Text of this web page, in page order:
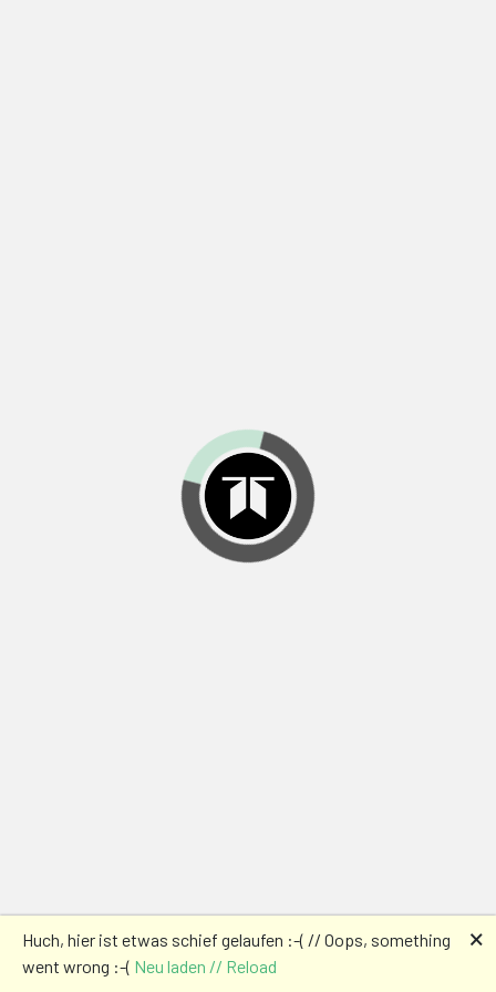
Huch, hier ist etwas schief gelaufen :-( // Oops, something
went wrong :-( Neu laden // Reload
🗙